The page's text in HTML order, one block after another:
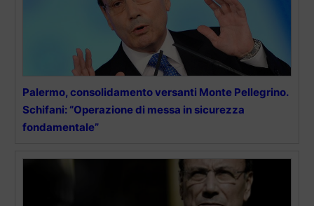
Palermo, consolidamento versanti Monte Pellegrino.
Schifani: “Operazione di messa in sicurezza
fondamentale”